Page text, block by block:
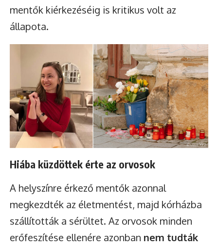
mentők kiérkezéséig is kritikus volt az
állapota.
Hiába küzdöttek érte az orvosok
A helyszínre érkező mentők azonnal
megkezdték az életmentést, majd kórházba
szállították a sérültet. Az orvosok minden
erőfeszítése ellenére azonban nem tudták